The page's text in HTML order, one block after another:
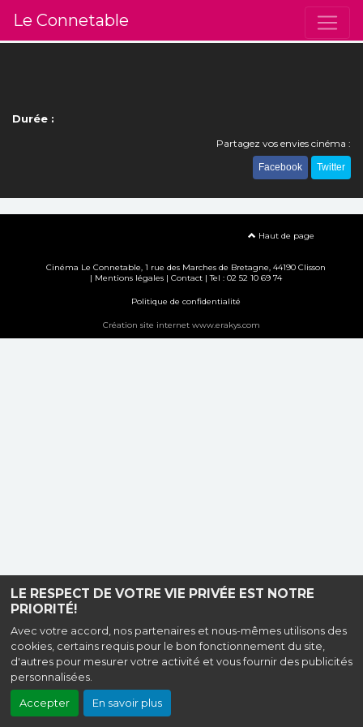
LE RESPECT DE VOTRE VIE PRIVÉE EST NOTRE
PRIORITÉ!
Avec votre accord, nos partenaires et nous-mêmes utilisons des
cookies, certains requis pour le bon fonctionnement du site,
d'autres pour mesurer votre activité et vous fournir des publicités
personnalisées.
Accepter En savoir plus
Le Connetable
Durée :
Partagez vos envies cinéma :
Facebook Twitter
Haut de page
Cinéma Le Connetable, 1 rue des Marches de Bretagne, 44190 Clisson
| Mentions légales| Contact| Tel : 02 52 10 69 74
Politique de confidentialité
Création site internet www.erakys.com